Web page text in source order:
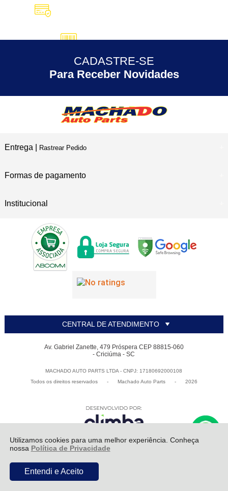
Utilizamos cookies para uma melhor experiência. Conheça
nossa Política de Privacidade
Entendi e Aceito
5% DESCONTO no Pix
30 ANOS
CADASTRE-SE
Para Receber Novidades
Entrega | Rastrear Pedido
Formas de pagamento
Institucional
CENTRAL DE ATENDIMENTO
Av. Gabriel Zanette, 479 Próspera CEP 88815-060
- Criciúma - SC
MACHADO AUTO PARTS LTDA - CNPJ: 17180692000108
Todos os direitos reservados
- Machado Auto Parts - 2026